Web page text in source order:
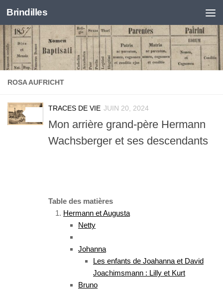
Skip to content
Brindilles
ROSA AUFRICHT
TRACES DE VIE JUIN 20, 2024
Mon arrière grand-père Hermann
Wachsberger et ses descendants
Table des matières
Hermann et Augusta
Netty
Johanna
Les enfants de Joahanna et David
Joachimsmann : Lilly et Kurt
Bruno